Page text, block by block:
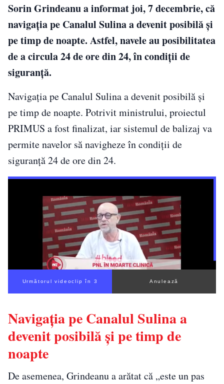
Sorin Grindeanu a informat joi, 7 decembrie, că
navigaţia pe Canalul Sulina a devenit posibilă şi
pe timp de noapte. Astfel, navele au posibilitatea
de a circula 24 de ore din 24, în condiții de
siguranță.
Navigaţia pe Canalul Sulina a devenit posibilă şi
pe timp de noapte. Potrivit ministrului, proiectul
PRIMUS a fost finalizat, iar sistemul de balizaj va
permite navelor să navigheze în condiţii de
siguranţă 24 de ore din 24.
Următorul videoclip în 3 Anulează
Navigaţia pe Canalul Sulina a
devenit posibilă şi pe timp de
noapte
De asemenea, Grindeanu a arătat că „este un pas